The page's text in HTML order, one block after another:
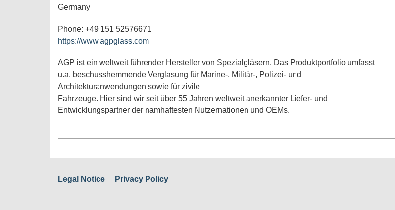
Germany
Phone: +49 151 52576671
https://www.agpglass.com
AGP ist ein weltweit führender Hersteller von Spezialgläsern. Das Produktportfolio umfasst
u.a. beschusshemmende Verglasung für Marine-, Militär-, Polizei- und
Architekturanwendungen sowie für zivile
Fahrzeuge. Hier sind wir seit über 55 Jahren weltweit anerkannter Liefer- und
Entwicklungspartner der namhaftesten Nutzernationen und OEMs.
Legal Notice Privacy Policy